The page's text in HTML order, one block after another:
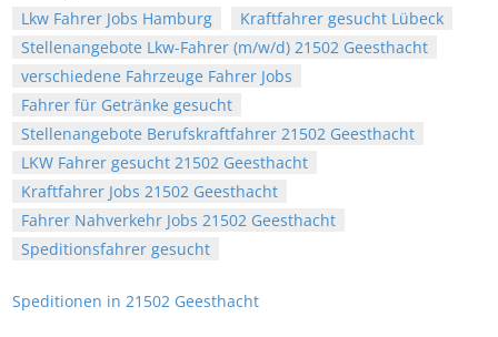
Lkw Fahrer Jobs Hamburg
Kraftfahrer gesucht Lübeck
Stellenangebote Lkw-Fahrer (m/w/d) 21502 Geesthacht
verschiedene Fahrzeuge Fahrer Jobs
Fahrer für Getränke gesucht
Stellenangebote Berufskraftfahrer 21502 Geesthacht
LKW Fahrer gesucht 21502 Geesthacht
Kraftfahrer Jobs 21502 Geesthacht
Fahrer Nahverkehr Jobs 21502 Geesthacht
Speditionsfahrer gesucht
Speditionen in 21502 Geesthacht